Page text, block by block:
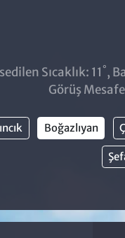
Sıcaklık: 11 °,
Görüş
Boğazlıyan